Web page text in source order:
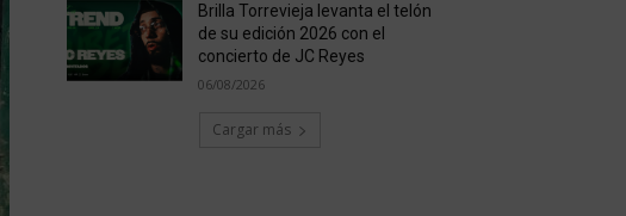
Brilla Torrevieja levanta el telón
de su edición 2026 con el
concierto de JC Reyes
06/08/2026
Cargar más